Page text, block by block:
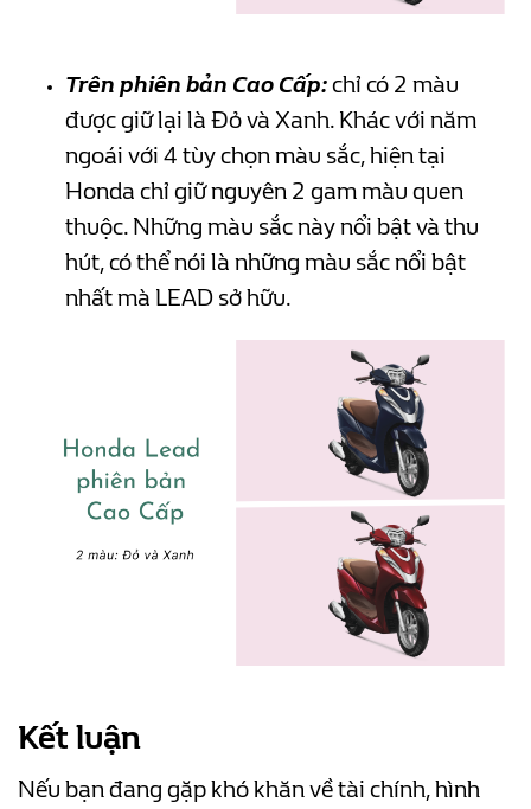
Trên phiên bản Cao Cấp:chỉ có 2 màu
được giữ lại là Đỏ và Xanh. Khác với năm
ngoái với 4 tùy chọn màu sắc, hiện tại
Honda chỉ giữ nguyên 2 gam màu quen
thuộc. Những màu sắc này nổi bật và thu
hút, có thể nói là những màu sắc nổi bật
nhất mà LEAD sở hữu.
Kết luận
Nếu bạn đang gặp khó khăn về tài chính, hình